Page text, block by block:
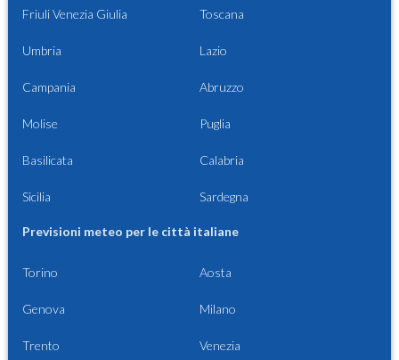
Friuli Venezia Giulia Toscana
Umbria Lazio
Campania Abruzzo
Molise Puglia
Basilicata Calabria
Sicilia Sardegna
Previsioni meteo per le città italiane
Torino Aosta
Genova Milano
Trento Venezia